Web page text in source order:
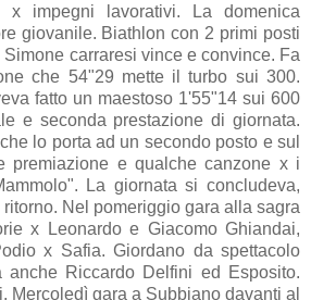
impegni lavorativi. La domenica
giovanile. Biathlon con 2 primi posti
carraresi vince e convince. Fa
che 54"29 mette il turbo sui 300.
fatto un maestoso 1'55"14 sui 600
e seconda prestazione di giornata.
lo porta ad un secondo posto e sul
premiazione e qualche canzone x i
La giornata si concludeva,
Nel pomeriggio gara alla sagra
x Leonardo e Giacomo Ghiandai,
x Safia. Giordano da spettacolo
anche Riccardo Delfini ed Esposito.
Mercoledì gara a Subbiano davanti al